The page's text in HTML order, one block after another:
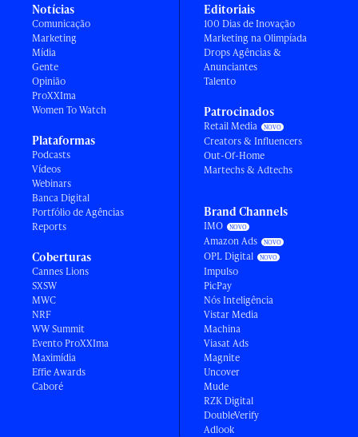
Notícias
Comunicação
Marketing
Mídia
Gente
Opinião
ProXXIma
Women To Watch
Plataformas
Podcasts
Vídeos
Webinars
Banca Digital
Portfólio de Agências
Reports
Coberturas
Cannes Lions
SXSW
MWC
NRF
WW Summit
Evento ProXXIma
Maximídia
Effie Awards
Caboré
Editoriais
100 Dias de Inovação
Marketing na Olimpíada
Drops Agências &
Anunciantes
Talento
Patrocinados
Retail Media
Creators & Influencers
Out-Of-Home
Martechs & Adtechs
Brand Channels
IMO
Amazon Ads
OPL Digital
Impulso
PicPay
Nós Inteligência
Vistar Media
Machina
Viasat Ads
Magnite
Uncover
Mude
RZK Digital
DoubleVerify
Adlook